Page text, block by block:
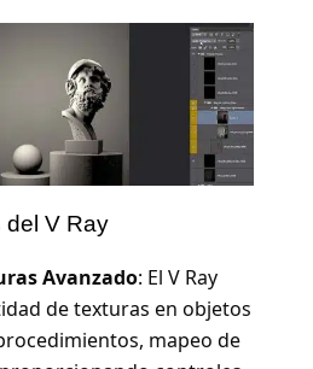
del V Ray
Avanzado: El V Ray
de texturas en objetos
mapeo de